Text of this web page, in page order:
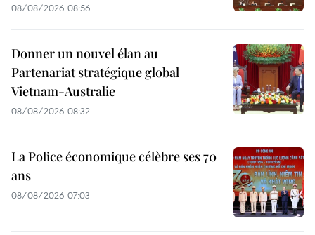
08/08/2026 08:56
Donner un nouvel élan au
Partenariat stratégique global
Vietnam-Australie
08/08/2026 08:32
La Police économique célèbre ses 70
ans
08/08/2026 07:03